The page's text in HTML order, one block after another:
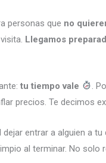
personas que no
Llegamos
tu tiempo vale
.
precios. Te decimos
dejar entrar a alguien a
al terminar. No solo